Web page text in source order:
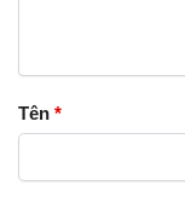
Tên *